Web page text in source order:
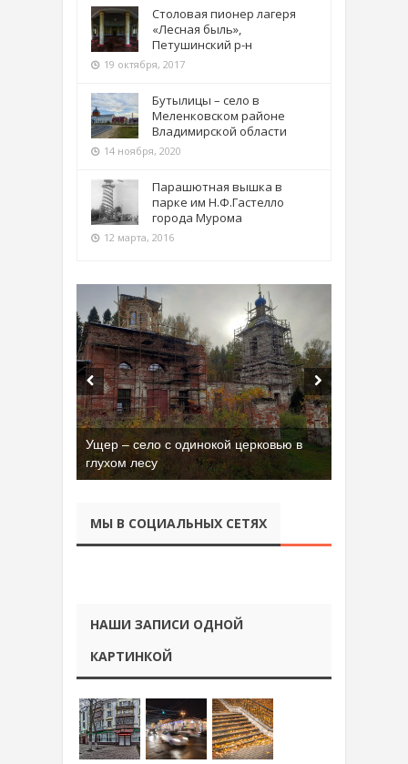
Столовая пионер лагеря
«Лесная быль»,
Петушинский р-н
19 октября, 2017
Бутылицы – село в
Меленковском районе
Владимирской области
14 ноября, 2020
Парашютная вышка в
парке им Н.Ф.Гастелло
города Мурома
12 марта, 2016
Ущер – село с одинокой церковью в
глухом лесу
МЫ В СОЦИАЛЬНЫХ СЕТЯХ
НАШИ ЗАПИСИ ОДНОЙ
КАРТИНКОЙ